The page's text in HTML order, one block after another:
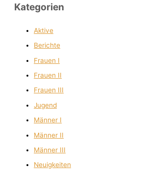
Kategorien
Aktive
Berichte
Frauen I
Frauen II
Frauen III
Jugend
Männer I
Männer II
Männer III
Neuigkeiten